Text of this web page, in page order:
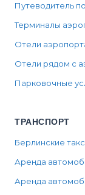
Путеводитель
Терминалы
Отели
Отели рядом с
Парковочные
ТРАНСПОРТ
Берлинские
Аренда
Аренда